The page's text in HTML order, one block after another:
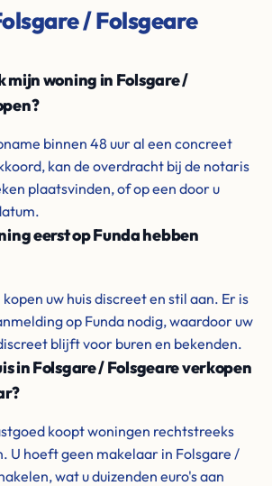
/ Folsgeare
mijn woning in Folsgare /
binnen 48 uur al een concreet
kan de overdracht bij de notaris
plaatsvinden, of op een door u
eerst op Funda hebben
uw huis discreet en stil aan. Er is
op Funda nodig, waardoor uw
blijft voor buren en bekenden.
in Folsgare / Folsgeare verkopen
koopt woningen rechtstreeks
U hoeft geen makelaar in Folsgare /
wat u duizenden euro's aan